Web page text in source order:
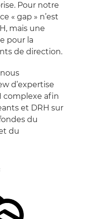
Pour notre
« gap » n’est
mais une
pour la
de direction.
d’expertise
complexe afin
et DRH sur
du
du